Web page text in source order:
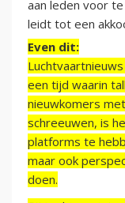
aan leden voor
leidt tot een
Even dit:
een tijd waarin
nieuwkomers
schreeuwen, is
platforms te
maar ook
doen.